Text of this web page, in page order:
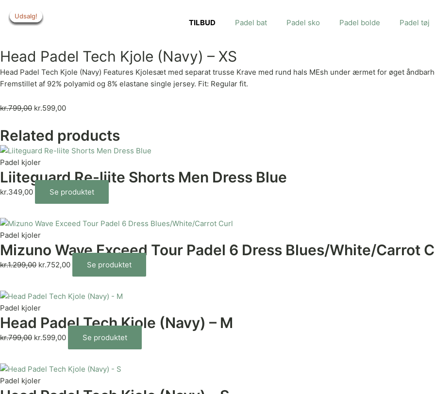
indholdet
TILBUD Padel bat Padel sko Padel bolde Padel tøj
Udsalg!
Head Padel Tech Kjole (Navy) – XS
Head Padel Tech Kjole (Navy) Features Kjolesæt med separat trusse Krave med rund hals MEsh under ærmet for øget
Fremstillet af 92% polyamid og 8% elastane single jersey. Fit: Regular fit.
kr.799,00 kr.599,00
Related products
Padel kjoler
Liiteguard Re-liite Shorts Men Dress Blue
kr.349,00 Se produktet
Udsalg!
Udsalg!
Padel kjoler
Mizuno Wave Exceed Tour Padel 6 Dress Blues/White/Carrot
kr.1.299,00 kr.752,00 Se produktet
Udsalg!
Udsalg!
Padel kjoler
Head Padel Tech Kjole (Navy) – M
kr.799,00 kr.599,00 Se produktet
Udsalg!
Udsalg!
Padel kjoler